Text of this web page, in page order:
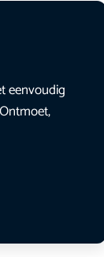
eenvoudig